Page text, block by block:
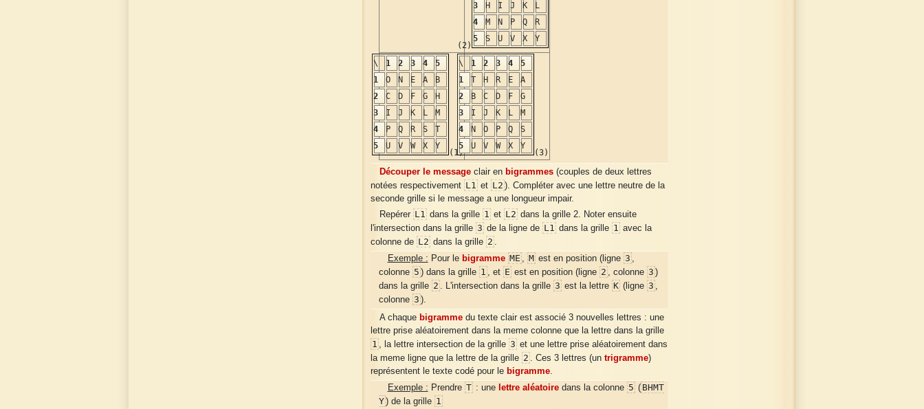
(2)
3
H I J K
L
4
M N P Q
R
5
S U V X Y
\ 1 2 3 4
5
1
O N E A
B
2
C D F G
H
3
I J K L
M
4
P Q R S
T
5
U V W X Y
(1)
\ 1 2 3 4
5
1
T H R E
A
2
B C D F
G
3
I J K L
M
4
N O P Q
S
5
U V W X Y
(3)
Découper le messageclair en bigrammes(couples de deux lettres
notées respectivement L1 et L2 ). Compléter avec une lettre neutre de la
seconde grille si le message a une longueur impair.
Repérer L1 dans la grille 1 et L2dans la grille 2. Noter ensuite
l'intersection dans la grille 3 de la ligne de L1 dans la grille 1
avec la
colonne de L2 dans la grille 2
Exemple : Pour le bigramme ME, Mest en position (ligne 3,
colonne 5 ) dans la grille 1 , et E est en position (ligne 2 , colonne 3 )
dans la grille 2 . L'intersection dans la grille 3 est la lettre K (ligne 3
colonne 3 ).
A chaque bigrammedu texte clair est associé 3 nouvelles lettres : une
lettre prise aléatoirement dans la meme colonne que la lettre dans la grille
1 , la lettre intersection de la grille 3 et une lettre prise aléatoirement dans
la meme ligne que la lettre de la grille 2 . Ces 3 lettres (un trigramme)
représentent le texte codé pour le bigramme.
Exemple : Prendre T: une lettre aléatoiredans la colonne 5( BHMT
Y ) de la grille 1